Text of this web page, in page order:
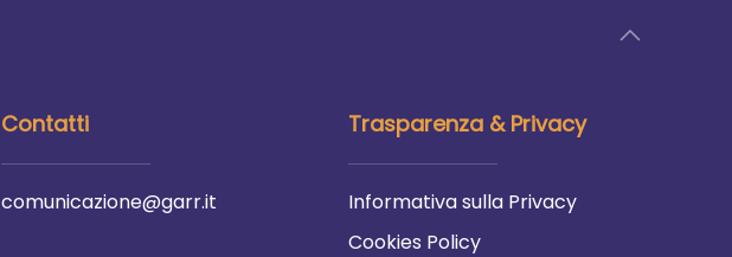
Contatti
comunicazione@garr.it
Trasparenza & Privacy
Informativa sulla Privacy
Cookies Policy